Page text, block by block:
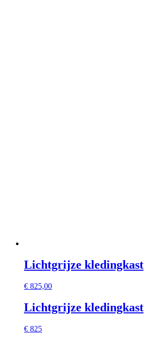
Lichtgrijze kledingkast
€ 825,00
Lichtgrijze kledingkast
€ 825